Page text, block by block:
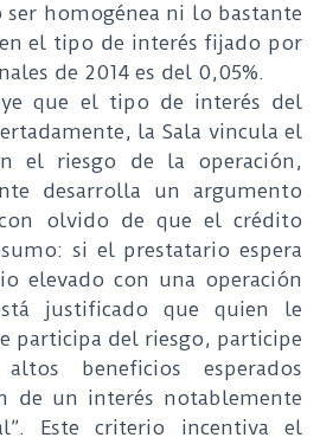
ser homogénea ni lo bastante
en el tipo de interés fijado por
de 2014 es del 0,05%.
que el tipo de interés del
la Sala vincula el
el riesgo de la operación,
desarrolla un argumento
olvido de que el crédito
si el prestatario espera
elevado con una operación
justificado que quien le
participa del riesgo, participe
beneficios esperados
de un interés notablemente
Este criterio incentiva el